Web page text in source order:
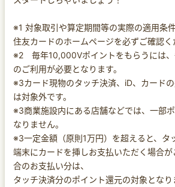
※1 対象取引や算定期間等の実際の適用条
住友カードのホームページを必ずご確認く
※2 毎年10,000Vポイントをもらうには
のご利用が必要となります。
※3カード現物のタッチ決済、iD、カード
は対象外です。
※3商業施設内にある店舗などでは、一部
なりません。
※3一定金額（原則1万円）を超えると、タ
端末にカードを挿しお支払いただく場合
合のお支払い分は、
タッチ決済分のポイント還元の対象とな